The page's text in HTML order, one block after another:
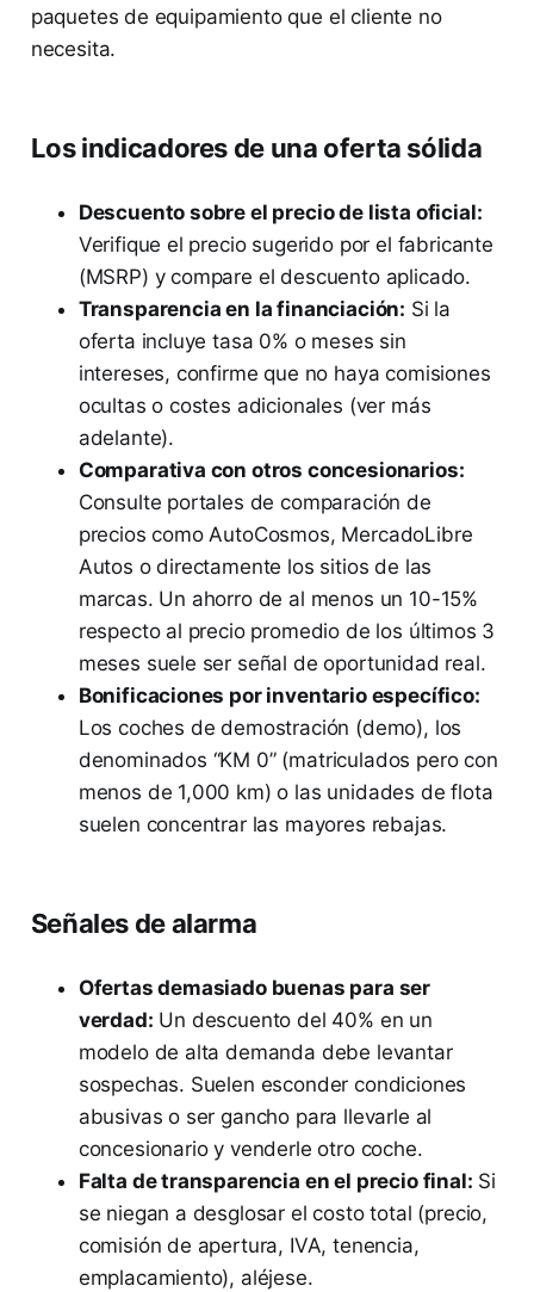
paquetes de equipamiento que el cliente no
necesita.
Los indicadores de una oferta sólida
Descuento sobre el precio de lista oficial:
Verifique el precio sugerido por el fabricante
(MSRP) y compare el descuento aplicado.
Transparencia en la financiación: Si la
oferta incluye tasa 0% o meses sin
intereses, confirme que no haya comisiones
ocultas o costes adicionales (ver más
adelante).
Comparativa con otros concesionarios:
Consulte portales de comparación de
precios como AutoCosmos, MercadoLibre
Autos o directamente los sitios de las
marcas. Un ahorro de al menos un 10-15%
respecto al precio promedio de los últimos 3
meses suele ser señal de oportunidad real.
Bonificaciones por inventario específico:
Los coches de demostración (demo), los
denominados “KM 0” (matriculados pero con
menos de 1,000 km) o las unidades de flota
suelen concentrar las mayores rebajas.
Señales de alarma
Ofertas demasiado buenas para ser
verdad: Un descuento del 40% en un
modelo de alta demanda debe levantar
sospechas. Suelen esconder condiciones
abusivas o ser gancho para llevarle al
concesionario y venderle otro coche.
Falta de transparencia en el precio final: Si
se niegan a desglosar el costo total (precio,
comisión de apertura, IVA, tenencia,
emplacamiento), aléjese.